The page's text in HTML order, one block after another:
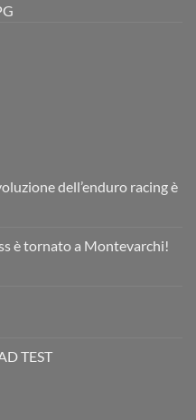
dell’enduro racing è
è tornato a Montevarchi!
TEST